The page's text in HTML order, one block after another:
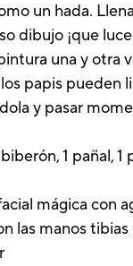
un hada.
dibujo ¡que
una y otra
papis pueden
y pasar
1 pañal,
mágica con
las manos